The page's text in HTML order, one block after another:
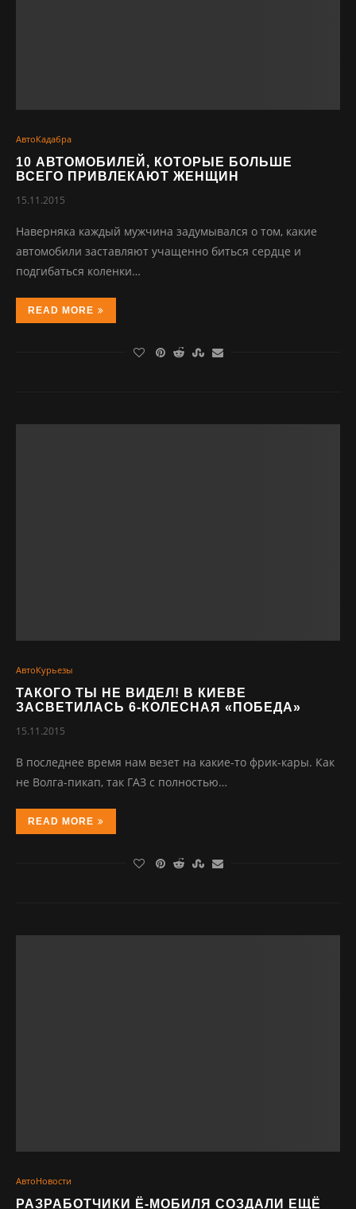
АвтоКадабра
10 АВТОМОБИЛЕЙ, КОТОРЫЕ БОЛЬШЕ
ВСЕГО ПРИВЛЕКАЮТ ЖЕНЩИН
15.11.2015
Наверняка каждый мужчина задумывался о том, какие
автомобили заставляют учащенно биться сердце и
подгибаться коленки…
READ MORE
АвтоКурьезы
ТАКОГО ТЫ НЕ ВИДЕЛ! В КИЕВЕ
ЗАСВЕТИЛАСЬ 6-КОЛЕСНАЯ «ПОБЕДА»
15.11.2015
В последнее время нам везет на какие-то фрик-кары. Как
не Волга-пикап, так ГАЗ с полностью…
READ MORE
АвтоНовости
РАЗРАБОТЧИКИ Ё-МОБИЛЯ СОЗДАЛИ ЕЩЁ